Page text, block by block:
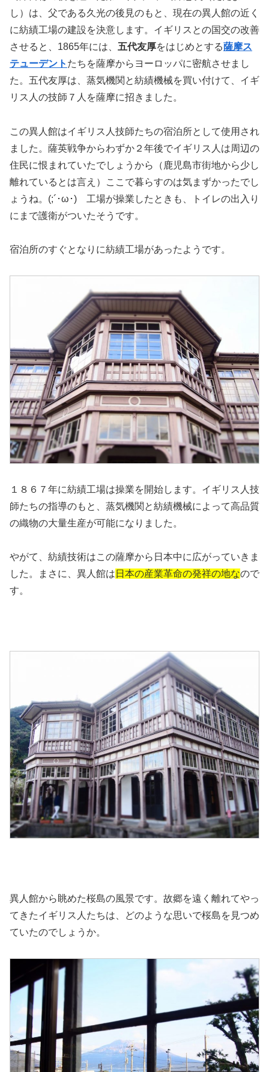
し）は、父である久光の後見のもと、現在の異人館の近く
に紡績工場の建設を決意します。イギリスとの国交の改善
させると、1865年には、 五代友厚をはじめとする薩摩ス
テューデント たちを薩摩からヨーロッパに密航させまし
た。五代友厚は、蒸気機関と紡績機械を買い付けて、イギ
リス人の技師７人を薩摩に招きました。
この異人館はイギリス人技師たちの宿泊所として使用され
ました。薩英戦争からわずか２年後でイギリス人は周辺の
住民に恨まれていたでしょうから（鹿児島市街地から少し
離れているとは言え）ここで暮らすのは気まずかったでし
ょうね。(;´･ω･) 工場が操業したときも、トイレの出入り
にまで護衛がついたそうです。
宿泊所のすぐとなりに紡績工場があったようです。
１８６７年に紡績工場は操業を開始します。イギリス人技
師たちの指導のもと、蒸気機関と紡績機械によって高品質
の織物の大量生産が可能になりました。
やがて、紡績技術はこの薩摩から日本中に広がっていきま
した。まさに、異人館は 日本の産業革命の発祥の地なので
す。
異人館から眺めた桜島の風景です。故郷を遠く離れてやっ
てきたイギリス人たちは、どのような思いで桜島を見つめ
ていたのでしょうか。